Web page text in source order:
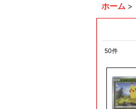
ホーム >
並び順:
50件